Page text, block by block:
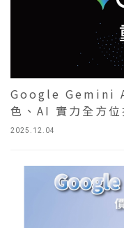
2025.12.04
Google Gemini
色、AI 實力全方位